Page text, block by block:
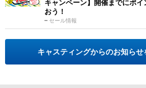
セール情報
キャンペーン】開催までにポ
おう！
キャスティングからのお知らせ